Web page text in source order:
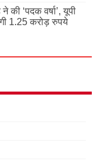
‘पदक वर्षा’, यूपी
1.25 करोड़ रुपये